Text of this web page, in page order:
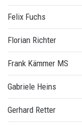
Felix Fuchs
Florian Richter
Frank Kämmer MS
Gabriele Heins
Gerhard Retter